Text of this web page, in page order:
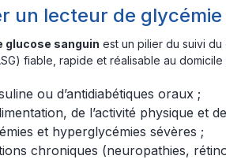
un lecteur de
glucose sanguin est un pilier du suivi
fiable, rapide et réalisable au
ou d’antidiabétiques oraux ;
de l’activité physique et
et hyperglycémies sévères ;
chroniques (neuropathies,